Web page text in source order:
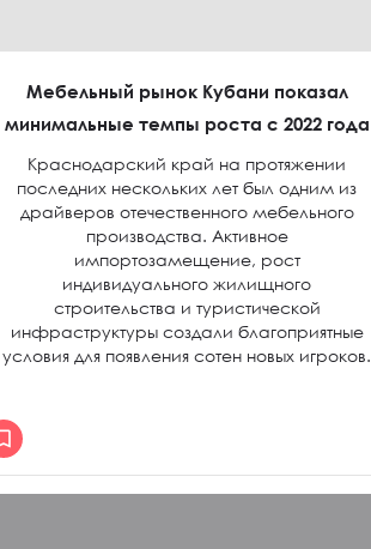
Мебельный рынок Кубани показал
минимальные темпы роста с 2022 года
Краснодарский край на протяжении
последних нескольких лет был одним из
драйверов отечественного мебельного
производства. Активное
импортозамещение, рост
индивидуального жилищного
строительства и туристической
инфраструктуры создали благоприятные
условия для появления сотен новых игроков.